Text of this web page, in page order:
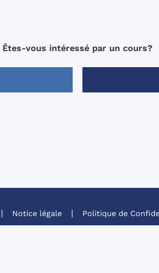
Êtes-vous intéressé par un cours?
Notice légale Politique de